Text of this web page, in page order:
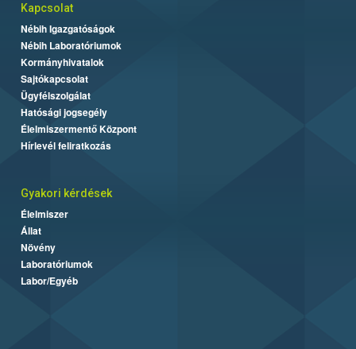
Kapcsolat
Nébih Igazgatóságok
Nébih Laboratóriumok
Kormányhivatalok
Sajtókapcsolat
Ügyfélszolgálat
Hatósági jogsegély
Élelmiszermentő Központ
Hírlevél feliratkozás
Gyakori kérdések
Élelmiszer
Állat
Növény
Laboratóriumok
Labor/Egyéb